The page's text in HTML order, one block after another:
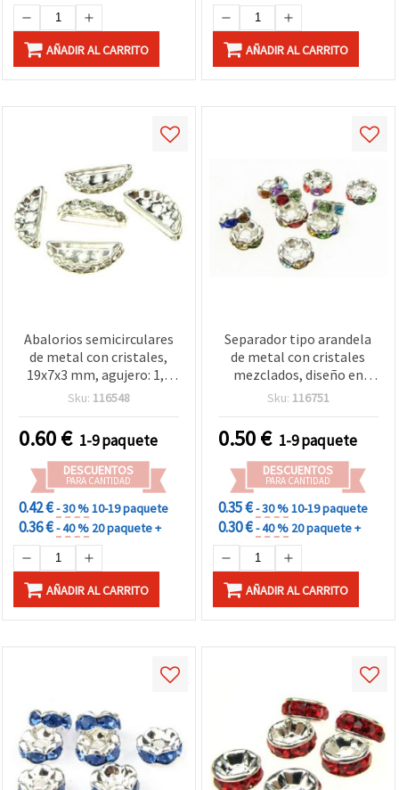
AÑADIR AL CARRITO AÑADIR AL CARRITO
Abalorios semicirculares
de metal con cristales,
19x7x3 mm, agujero: 1,5
mm, color blanco - 5
Sku: 116548
0.60€ 1-9 paquete
DESCUENTOS
PARA CANTIDAD
0.42 €- 30 %10-19 paquete
0.36 €- 40 % 20 paquete +
AÑADIR AL CARRITO
Separador tipo arandela
de metal con cristales
mezclados, diseño en
zigzag, 8x3,5 mm, agujero
Sku: 116751
0.50€ 1-9 paquete
DESCUENTOS
PARA CANTIDAD
0.35 €- 30 %10-19 paquete
0.30 €- 40 % 20 paquete +
AÑADIR AL CARRITO